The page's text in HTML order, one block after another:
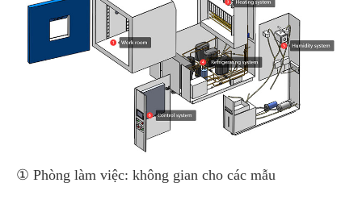
① Phòng làm việc: không gian cho các mẫu